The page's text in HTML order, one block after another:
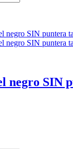
negro SIN